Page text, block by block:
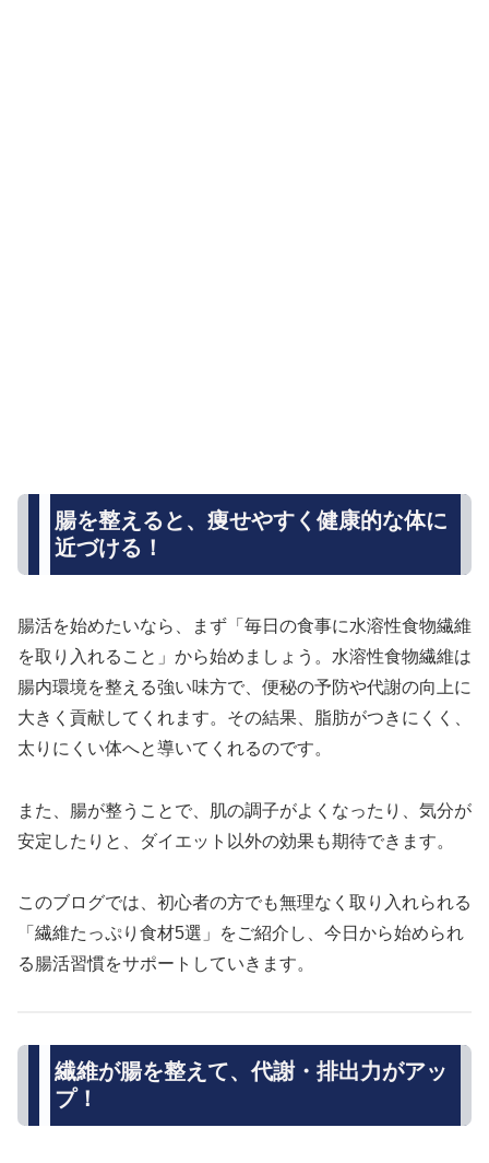
腸を整えると、痩せやすく健康的な体に
近づける！
腸活を始めたいなら、まず「毎日の食事に水溶性食物繊維
を取り入れること」から始めましょう。水溶性食物繊維は
腸内環境を整える強い味方で、便秘の予防や代謝の向上に
大きく貢献してくれます。その結果、脂肪がつきにくく、
太りにくい体へと導いてくれるのです。
また、腸が整うことで、肌の調子がよくなったり、気分が
安定したりと、ダイエット以外の効果も期待できます。
このブログでは、初心者の方でも無理なく取り入れられる
「繊維たっぷり食材5選」をご紹介し、今日から始められ
る腸活習慣をサポートしていきます。
繊維が腸を整えて、代謝・排出力がアッ
プ！